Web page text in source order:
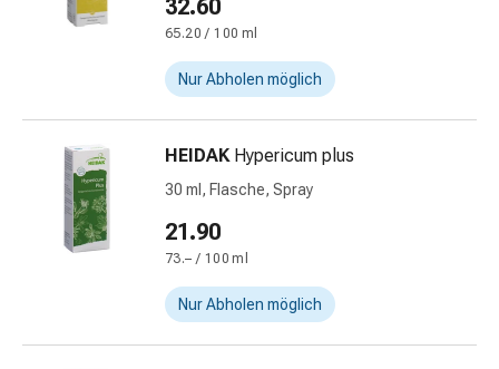
Harnwegsbeschwerden
Prostata
Nieren-
Blasenbeschwerden
Schmerzen
&
Fieber
Kopfschmerzen
Muskel-
32.60
65.20 / 100 ml
Nur Abholen möglich
HEIDAK Hypericum plus
30 ml, Flasche, Spray
21.90
73.– / 100 ml
Nur Abholen möglich